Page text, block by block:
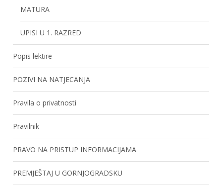
MATURA
UPISI U 1. RAZRED
Popis lektire
POZIVI NA NATJECANJA
Pravila o privatnosti
Pravilnik
PRAVO NA PRISTUP INFORMACIJAMA
PREMJEŠTAJ U GORNJOGRADSKU